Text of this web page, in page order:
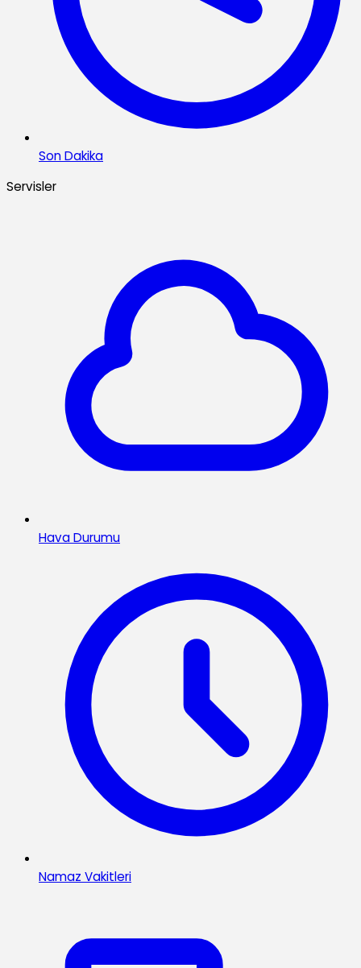
Son Dakika
Servisler
Hava Durumu
Namaz Vakitleri